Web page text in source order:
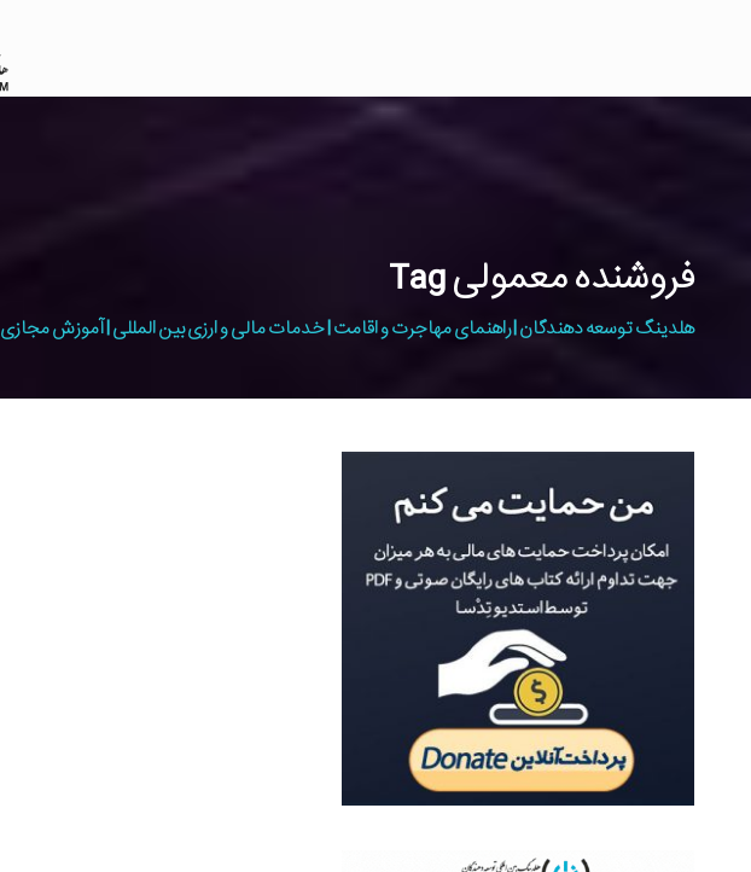
فروشنده معمولی Tag
هلدینگ توسعه دهندگان | راهنمای مهاجرت و اقامت | خدمات مالی و ارزی بین المللی | آموزش مجازی